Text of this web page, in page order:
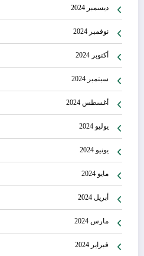
ديسمبر 2024
نوفمبر 2024
أكتوبر 2024
سبتمبر 2024
أغسطس 2024
يوليو 2024
يونيو 2024
مايو 2024
أبريل 2024
مارس 2024
فبراير 2024